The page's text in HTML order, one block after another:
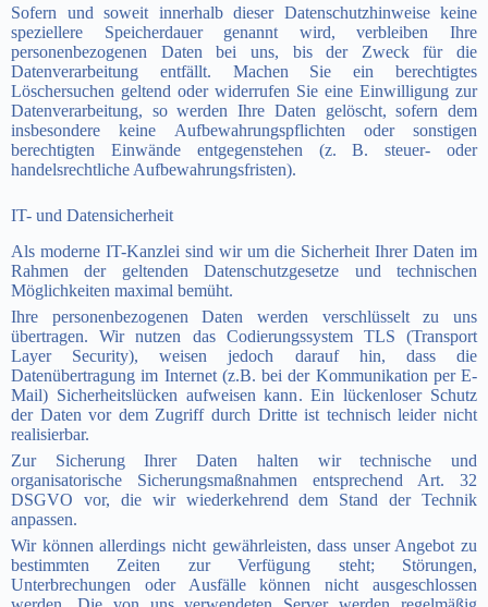
Sofern und soweit innerhalb dieser Datenschutzhinweise keine
speziellere Speicherdauer genannt wird, verbleiben Ihre
personenbezogenen Daten bei uns, bis der Zweck für die
Datenverarbeitung entfällt. Machen Sie ein berechtigtes
Löschersuchen geltend oder widerrufen Sie eine Einwilligung zur
Datenverarbeitung, so werden Ihre Daten gelöscht, sofern dem
insbesondere keine Aufbewahrungspflichten oder sonstigen
berechtigten Einwände entgegenstehen (z. B. steuer- oder
handelsrechtliche Aufbewahrungsfristen).
IT- und Datensicherheit
Als moderne IT-Kanzlei sind wir um die Sicherheit Ihrer Daten im
Rahmen der geltenden Datenschutzgesetze und technischen
Möglichkeiten maximal bemüht.
Ihre personenbezogenen Daten werden verschlüsselt zu uns
übertragen. Wir nutzen das Codierungssystem TLS (Transport
Layer Security), weisen jedoch darauf hin, dass die
Datenübertragung im Internet (z.B. bei der Kommunikation per E-
Mail) Sicherheitslücken aufweisen kann. Ein lückenloser Schutz
der Daten vor dem Zugriff durch Dritte ist technisch leider nicht
realisierbar.
Zur Sicherung Ihrer Daten halten wir technische und
organisatorische Sicherungsmaßnahmen entsprechend Art. 32
DSGVO vor, die wir wiederkehrend dem Stand der Technik
anpassen.
Wir können allerdings nicht gewährleisten, dass unser Angebot zu
bestimmten Zeiten zur Verfügung steht; Störungen,
Unterbrechungen oder Ausfälle können nicht ausgeschlossen